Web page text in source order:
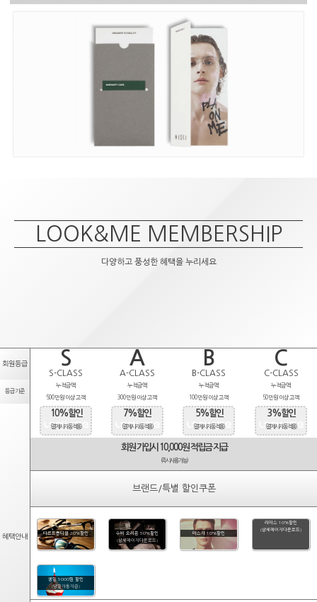
LOOK&ME MEMBERSHIP
다양하고 풍성한 혜택을 누리세요
회원등급 S A B C
S-CLASS A-CLASS B-CLASS C-CLASS
등급기준
누적금액
500만원 이상 고객
누적금액
300만원 이상 고객
누적금액
100만원 이상 고객
누적금액
50만원 이상 고객
혜택안내
10%할인
(결제시 자동적용)
7%할인
(결제시 자동적용)
5%할인
(결제시 자동적용)
3%할인
(결제시 자동적용)
회원 가입시 10,000원 적립금 지급
(즉시사용가능)
브랜드/특별 할인쿠폰
타르트옵티컬 20%할인
수비 오리온 50%할인
(상세페이지다운로드)
마스카 10%할인
라피스 10%할인
(상세페이지다운로드)
생일 5000원 할인
(당일자동지급)